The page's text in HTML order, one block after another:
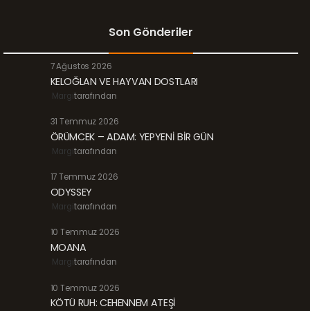
Son Gönderiler
7 Ağustos 2026
KELOĞLAN VE HAYVAN DOSTLARI
Margitarafından
31 Temmuz 2026
ÖRÜMCEK – ADAM: YEPYENİ BİR GÜN
Margitarafından
17 Temmuz 2026
ODYSSEY
Margitarafından
10 Temmuz 2026
MOANA
Margitarafından
10 Temmuz 2026
KÖTÜ RUH: CEHENNEM ATEŞİ